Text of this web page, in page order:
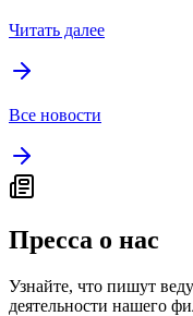
Читать далее
Все новости
Пресса о нас
Узнайте, что пишут
деятельности нашего